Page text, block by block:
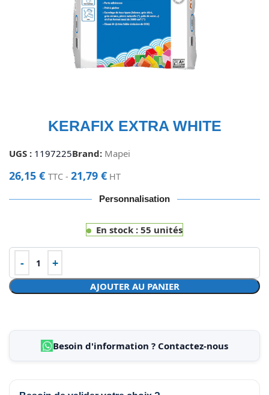
KERAFIX EXTRA WHITE
UGS : 1197225Brand: Mapei
26,15 € TTC - 21,79 € HT
Personnalisation
En stock : 55 unités
AJOUTER AU PANIER
Besoin d'information ? Contactez-nous